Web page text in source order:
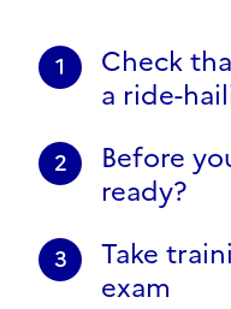
1
Check
a ride-
2
Before
ready?
3
Take
exam